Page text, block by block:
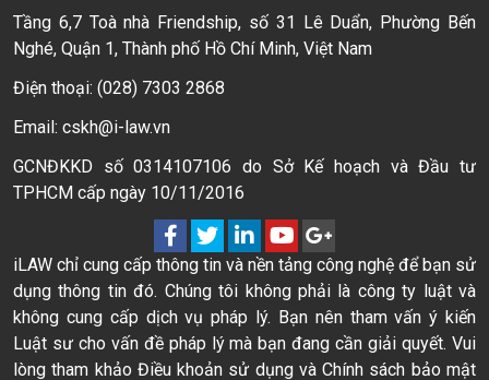
Tầng 6,7 Toà nhà Friendship, số 31 Lê Duẩn, Phường Bến
Nghé, Quận 1, Thành phố Hồ Chí Minh, Việt Nam
Điện thoại: (028) 7303 2868
Email: cskh@i-law.vn
GCNĐKKD số 0314107106 do Sở Kế hoạch và Đầu tư
TPHCM cấp ngày 10/11/2016
iLAW chỉ cung cấp thông tin và nền tảng công nghệ để bạn sử
dụng thông tin đó. Chúng tôi không phải là công ty luật và
không cung cấp dịch vụ pháp lý. Bạn nên tham vấn ý kiến
Luật sư cho vấn đề pháp lý mà bạn đang cần giải quyết. Vui
lòng tham khảo Điều khoản sử dụng và Chính sách bảo mật